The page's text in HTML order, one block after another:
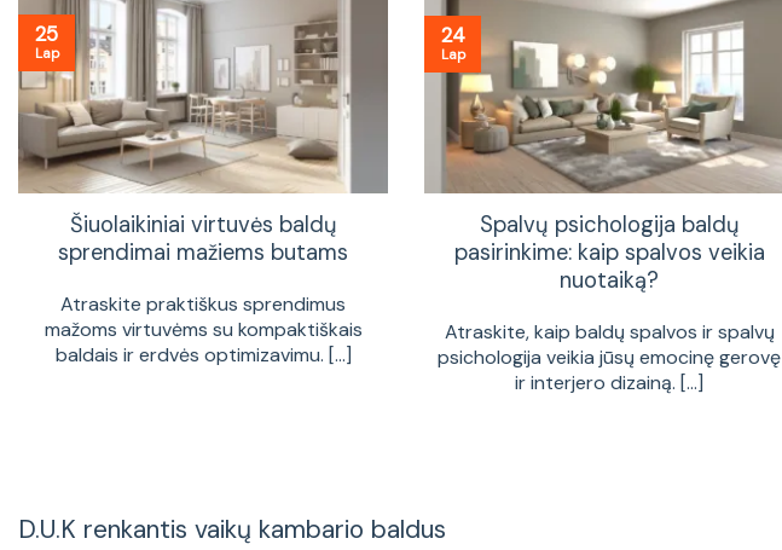
Šiuolaikiniai virtuvės baldų
sprendimai mažiems butams
Atraskite praktiškus sprendimus
mažoms virtuvėms su kompaktiškais
baldais ir erdvės optimizavimu. [...]
25
Lap
Spalvų psichologija baldų
pasirinkime: kaip spalvos veikia
nuotaiką?
Atraskite, kaip baldų spalvos ir spalvų
psichologija veikia jūsų emocinę gerovę
ir interjero dizainą. [...]
24
Lap
D.U.K renkantis vaikų kambario baldus